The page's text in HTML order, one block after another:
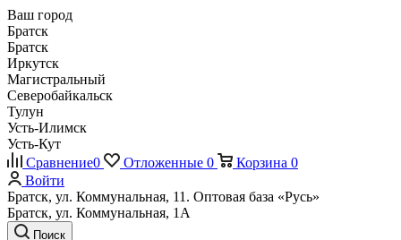
Ваш город
Братск
Братск
Иркутск
Магистральный
Северобайкальск
Тулун
Усть-Илимск
Усть-Кут
Сравнение0 Отложенные 0 Корзина 0
Войти
Братск, ул. Коммунальная, 11. Оптовая база «Русь»
Братск, ул. Коммунальная, 1А
Поиск